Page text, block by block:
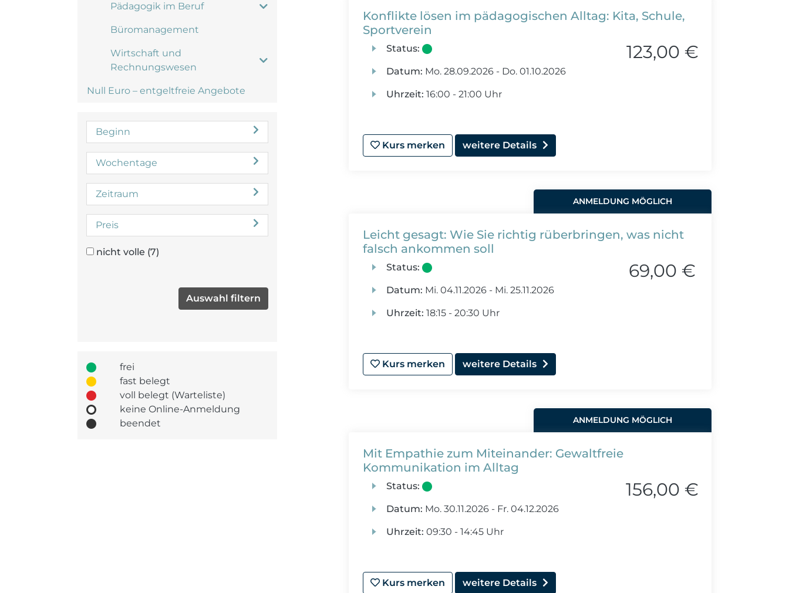
Pädagogik im Beruf
Büromanagement
Wirtschaft und
Rechnungswesen
Null Euro – entgeltfreie Angebote
Beginn
Wochentage
Zeitraum
Preis
nicht volle (7)
frei
fast belegt
voll belegt (Warteliste)
keine Online-Anmeldung
beendet
Konflikte lösen im pädagogischen Alltag: Kita, Schule,
Sportverein
Status:
Datum: Mo.28.09.2026 - Do.01.10.2026
Uhrzeit: 16:00 - 21:00 Uhr
123,00 €
Kurs merken weitere Details
ANMELDUNG MÖGLICH
Leicht gesagt: Wie Sie richtig rüberbringen, was nicht
falsch ankommen soll
Status:
Datum: Mi.04.11.2026 - Mi.25.11.2026
Uhrzeit: 18:15 - 20:30 Uhr
69,00 €
Kurs merken weitere Details
ANMELDUNG MÖGLICH
Mit Empathie zum Miteinander: Gewaltfreie
Kommunikation im Alltag
Status:
Datum: Mo.30.11.2026 - Fr.04.12.2026
Uhrzeit: 09:30 - 14:45 Uhr
156,00 €
Kurs merken weitere Details